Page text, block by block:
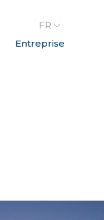
Entreprise
FR